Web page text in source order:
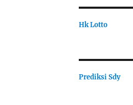
Hk Lotto
Prediksi Sdy